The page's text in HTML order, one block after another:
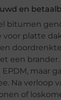
en
bitumen
voor platte
een
maar
Na verloop
of